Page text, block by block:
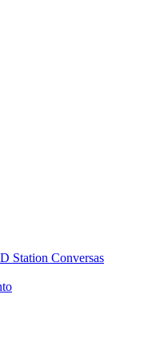
Station Conversas